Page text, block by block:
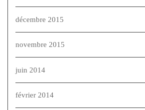
décembre 2015
novembre 2015
juin 2014
février 2014